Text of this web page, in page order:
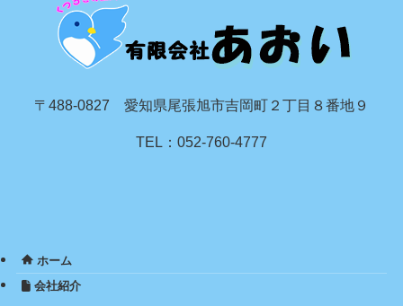
〒488-0827 愛知県尾張旭市吉岡町２丁目８番地９
TEL：052-760-4777
ホーム
会社紹介